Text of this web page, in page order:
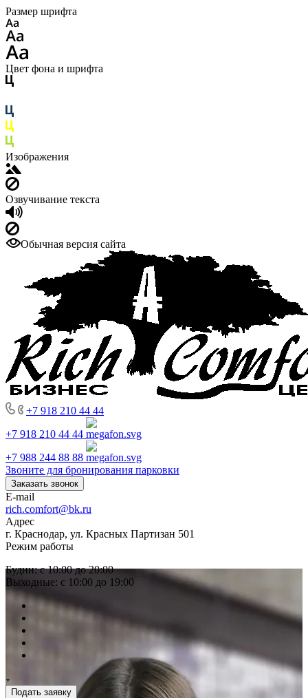
Размер шрифта
Цвет фона и шрифта
Изображения
Озвучивание текста
Обычная версия сайта
+7 918 210 44 44
+7 918 210 44 44
+7 988 244 88 88
Звоните для бронирования парковки
Заказать звонок
E-mail
rich.comfort@bk.ru
Адрес
г. Краснодар, ул. Красных Партизан 501
Режим работы
Будни: с 10:00 до 20:00
Выходные: с 10:00 до 19:00
Подать заявку